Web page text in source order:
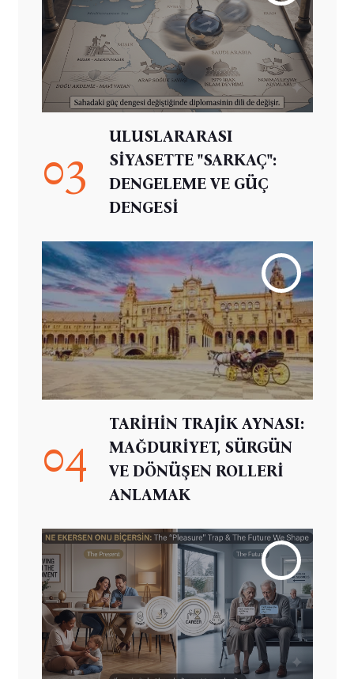
03
ULUSLARARASI
SİYASETTE "SARKAÇ":
DENGELEME VE GÜÇ
DENGESİ
04
TARİHİN TRAJİK AYNASI:
MAĞDURİYET, SÜRGÜN
VE DÖNÜŞEN ROLLERİ
ANLAMAK